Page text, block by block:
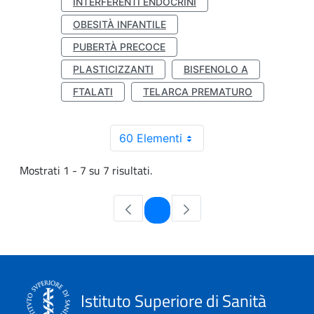
OBESITÀ INFANTILE
PUBERTÀ PRECOCE
PLASTICIZZANTI
BISFENOLO A
FTALATI
TELARCA PREMATURO
60 Elementi
Mostrati 1 - 7 su 7 risultati.
Pagina
Istituto Superiore di Sanità